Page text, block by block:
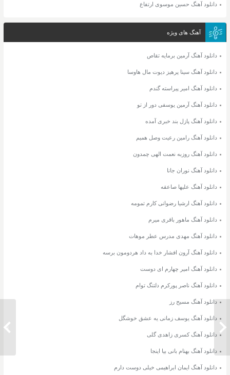
دانلود آهنگ اشکان کمانگری تیتراژ ستایش
۳
دانلود آهنگ حسین موسوی ارتفاع
آهنگ های ویژه
دانلود آهنگ آرمین برمایه تقاص
دانلود آهنگ سینا پرهیز دیوت مال هاوسا
دانلود آهنگ امیر پیراسته گندم
دانلود آهنگ آرمین یوسفی دور از تو
دانلود آهنگ پازل بند خبری آمده
دانلود آهنگ رامین رعیت وصل همیم
دانلود آهنگ روزبه نعمت الهی چمدون
دانلود آهنگ نوران جانا
دانلود آهنگ علیها صاعقه
دانلود آهنگ ارشیا رضوانی کارم تمومه
دانلود آهنگ ماهور باقری میرم
دانلود آهنگ مهدی مدرس عطر موهات
دانلود آهنگ آرون افشار خدا به داد هردومون برسه
دانلود آهنگ امیر چهارم ای دوست
دانلود آهنگ ناصر پورکرم دلتنگ توام
دانلود آهنگ مسیح رز
دانلود آهنگ یوسف زمانی یه عشق خوشگل
دانلود آهنگ کسری زاهدی گلی
دانلود آهنگ بهنام بانی بیا اینجا
دانلود آهنگ ایمان ابراهیمی خیلی دوست دارم